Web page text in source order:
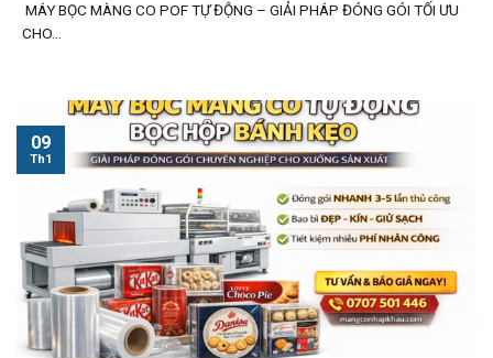
MÁY BỌC MÀNG CO POF TỰ ĐỘNG – GIẢI PHÁP ĐÓNG GÓI TỐI ƯU
CHO...
09
Th1